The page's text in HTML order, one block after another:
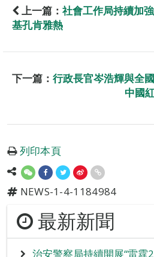
上一篇： 社會工作局持續加
基孔肯雅熱
下一篇： 行政長官岑浩輝與全
中國
列印本頁
NEWS-1-4-1184984
最新新聞
治安警察局持續開展“雷霆